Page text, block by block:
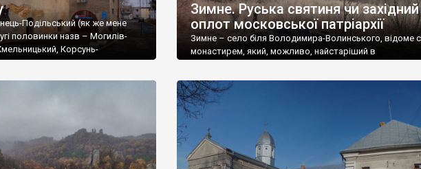
Подільський (як же мене
половинки назв – Могилів-
Корсунь-
Зимне. Руська святиня чи західний
оплот московської патріархії
Зимне – село біля Володимира-Волинського, відоме
монастирем, який, можливо, найстаріший в